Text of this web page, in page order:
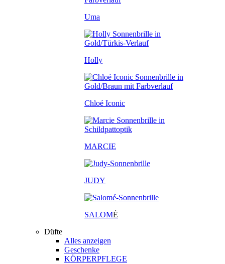
Uma
Holly
Chloé Iconic
MARCIE
JUDY
SALOMÉ
Düfte
Alles anzeigen
Geschenke
KÖRPERPFLEGE